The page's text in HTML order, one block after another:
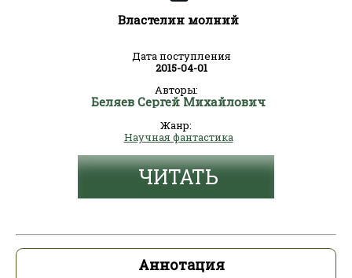
Властелин молний
Дата поступления
2015-04-01
Авторы:
Беляев Сергей Михайлович
Жанр:
Научная фантастика
ЧИТАТЬ
Аннотация